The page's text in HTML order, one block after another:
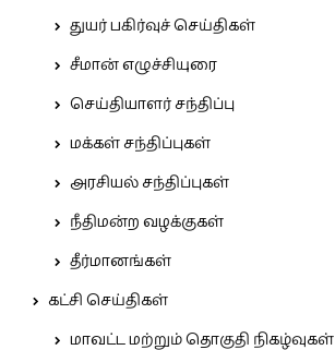
துயர் பகிர்வுச் செய்திகள்
சீமான் எழுச்சியுரை
செய்தியாளர் சந்திப்பு
மக்கள் சந்திப்புகள்
அரசியல் சந்திப்புகள்
நீதிமன்ற வழக்குகள்
தீர்மானங்கள்
கட்சி செய்திகள்
மாவட்ட மற்றும் தொகுதி நிகழ்வுகள்